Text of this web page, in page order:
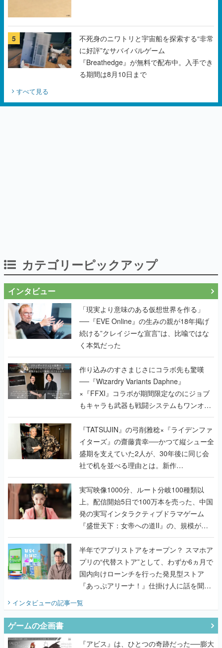
5
不死身のニワトリと宇宙船を探索する“非常
に好評”なサバイバルゲーム
『Breathedge』が無料で配布中。入手でき
る期間は8月10日まで
すべて見る
カテゴリーピックアップ
インタビュー
「現実より意味のある仮想世界を作る」
──『EVE Online』の生みの親が18年掲げ
続ける”クレイジーな宣言”は、比喩ではな
く本気だった
作り込みのすさまじさにコラボ先も驚嘆
──『Wizardry Variants Daphne』
×『FFXI』コラボが期間限定なのにジョブ
もキャラも武器も戦闘システムもワンオフ
で作り込まれた理由を両ディレクターに聞
く
『TATSUJIN』の弓削雅稔×『ライデンファ
イターズ』の齋藤貴幸──かつて縦シュー全
盛期を支えていた2人が、30年後に同じ会
社で机を並べる理由とは。新作
『TATSUJIN EXTREME』で初タッグを組
んだレジェンド2人に訊く開発秘話
実写映像1000分、ルート分岐100種類以
上。配信開始5日で100万本を売った、中国
発の実写インタラクティブドラマゲーム
『盛世天下：女帝への道II』の、規模が違
うこだわりをプロデューサーに聞いた
半年でアプリストアをオープン？ スマホア
プリの“代替ストア”として、わずか6ヵ月で
国内向けローンチを行った発見型ストア
『あっぷアリーナ！』仕掛け人に話を聞い
インタビューの記事一覧
ゲームの企画書
『アビス』は、ひとつの奇跡だった──膨大